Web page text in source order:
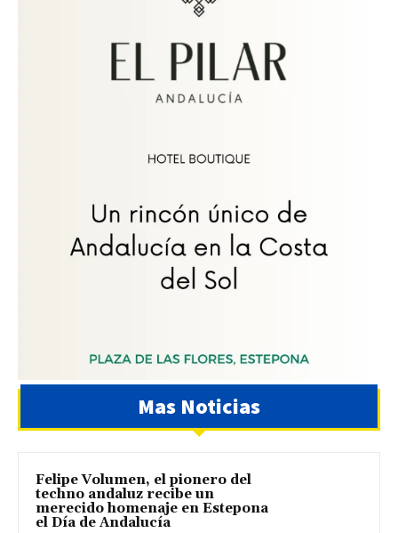
Mas Noticias
Felipe Volumen, el pionero del
techno andaluz recibe un
merecido homenaje en Estepona
el Día de Andalucía